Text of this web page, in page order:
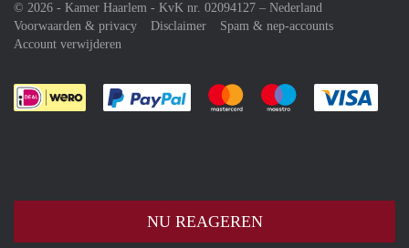
NU REAGEREN
© 2026 - Kamer Haarlem - KvK nr. 02094127 – Nederland
Voorwaarden & privacy
Disclaimer
Spam & nep-accounts
Account verwijderen
Je rekent gemakkelijk af met Paypal
Je rekent gemakkelijk af met
Je rekent